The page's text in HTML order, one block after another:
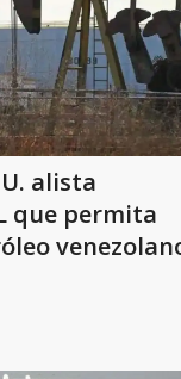
alista
que permita